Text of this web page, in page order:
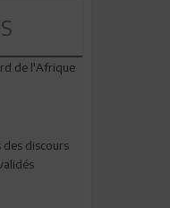
de l'Afrique
des discours